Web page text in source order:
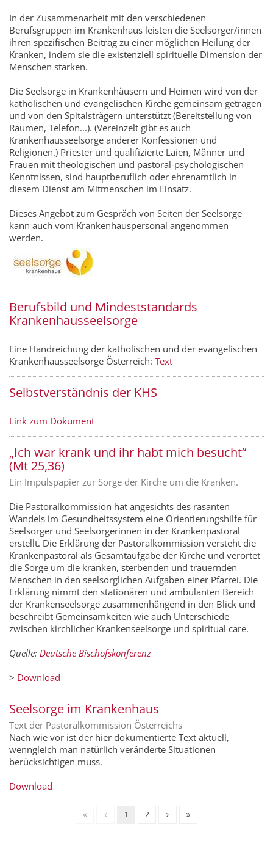
In der Zusammenarbeit mit den verschiedenen
Berufsgruppen im Krankenhaus leisten die Seelsorger/innen
ihren spezifischen Beitrag zu einer möglichen Heilung der
Kranken, indem sie die existenziell spirituelle Dimension der
Menschen stärken.
Die Seelsorge in Krankenhäusern und Heimen wird von der
katholischen und evangelischen Kirche gemeinsam getragen
und von den Spitalsträgern unterstützt (Bereitstellung von
Räumen, Telefon...). (Vereinzelt gibt es auch
Krankenhausseelsorge anderer Konfessionen und
Religionen.) Priester und qualifizierte Laien, Männer und
Frauen mit theologischen und pastoral-psychologischen
Kenntnissen, sind hauptberuflich oder ehrenamtlich in
diesem Dienst am Mitmenschen im Einsatz.
Dieses Angebot zum Gespräch von Seiten der Seelsorge
kann auch vom Krankenhauspersonal angenommen
werden.
Berufsbild und Mindeststandards
Krankenhausseelsorge
Eine Handreichung der katholischen und der evangelischen
Krankenhausseelsorge Österreich: Text
Selbstverständnis der KHS
Link zum Dokument
„Ich war krank und ihr habt mich besucht“
(Mt 25,36)
Ein Impulspapier zur Sorge der Kirche um die Kranken.
Die Pastoralkommission hat angesichts des rasanten
Wandels im Gesundheitssystem eine Orientierungshilfe für
Seelsorger und Seelsorgerinnen in der Krankenpastoral
erstellt. Die Erklärung der Pastoralkommission versteht die
Krankenpastoral als Gesamtaufgabe der Kirche und verortet
die Sorge um die kranken, sterbenden und trauernden
Menschen in den seelsorglichen Aufgaben einer Pfarrei. Die
Erklärung nimmt den stationären und ambulanten Bereich
der Krankenseelsorge zusammenhängend in den Blick und
beschreibt Gemeinsamkeiten wie auch Unterschiede
zwischen kirchlicher Krankenseelsorge und spiritual care.
Quelle: Deutsche Bischofskonferenz
> Download
Seelsorge im Krankenhaus
Text der Pastoralkommission Österreichs
Nach wie vor ist der hier dokumentierte Text aktuell,
wenngleich man natürlich veränderte Situationen
berücksichtigen muss.
Download
1 2